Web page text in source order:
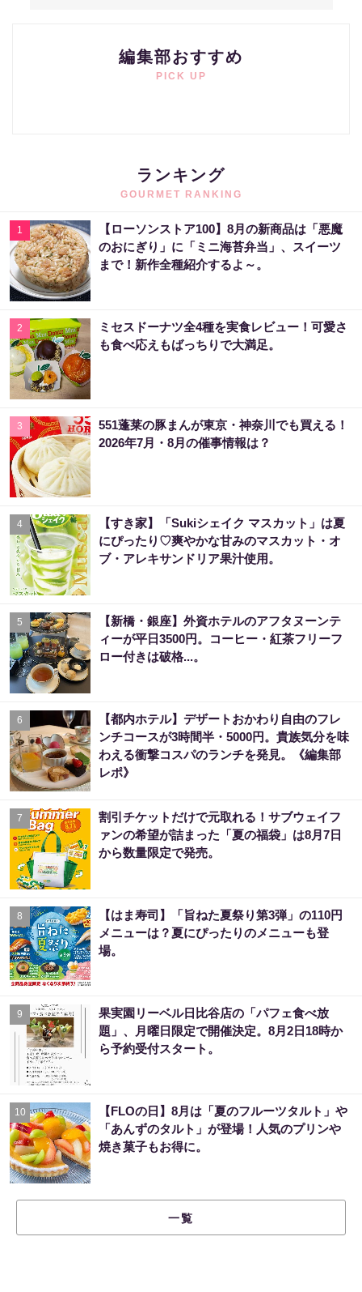
編集部おすすめ
PICK UP
ランキング
GOURMET RANKING
1
【ローソンストア100】8月の新商品は「悪魔
のおにぎり」に「ミニ海苔弁当」、スイーツ
まで！新作全種紹介するよ～。
2
ミセスドーナツ全4種を実食レビュー！可愛さ
も食べ応えもばっちりで大満足。
3
551蓬莱の豚まんが東京・神奈川でも買える！
2026年7月・8月の催事情報は？
4
【すき家】「Sukiシェイク マスカット」は夏
にぴったり♡爽やかな甘みのマスカット・オ
ブ・アレキサンドリア果汁使用。
5
【新橋・銀座】外資ホテルのアフタヌーンテ
ィーが平日3500円。コーヒー・紅茶フリーフ
ロー付きは破格...。
6
【都内ホテル】デザートおかわり自由のフレ
ンチコースが3時間半・5000円。貴族気分を味
わえる衝撃コスパのランチを発見。《編集部
レポ》
7
割引チケットだけで元取れる！サブウェイフ
ァンの希望が詰まった「夏の福袋」は8月7日
から数量限定で発売。
8
【はま寿司】「旨ねた夏祭り第3弾」の110円
メニューは？夏にぴったりのメニューも登
場。
9
果実園リーベル日比谷店の「パフェ食べ放
題」、月曜日限定で開催決定。8月2日18時か
ら予約受付スタート。
10
【FLOの日】8月は「夏のフルーツタルト」や
「あんずのタルト」が登場！人気のプリンや
焼き菓子もお得に。
一覧